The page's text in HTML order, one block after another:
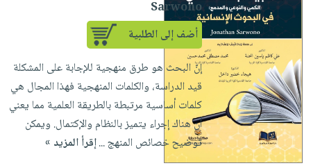
مبيعاً
جوائز
شحن
مخفض
عروض
خاصة
صفحات
مشوقة
الصفحة
الرئيسية
صدر
حديثاً
الأكثر
مبيعاً
كتب
مجانية
صوتية
الصفحة
الرئيسية
masmu3
بلا
حدود
أطفال
وناشئة
الصفحةوسائل
Sarwono
أضف إلى الطلبية
إنّ البحث هو طرق منهجية للإجابة على المشكلة
قيد الدراسة، والكلمات المنهجية فهذا المجال هي
كلمات أساسية مرتبطة بالطريقة العلمية مما يعني
أن هناك إجراء يتميز بالنظام والإكتمال. ويمكن
توضيح خصائص المنهج ...إقرأ المزيد »